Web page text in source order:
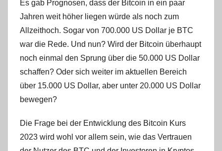
Es gab Prognosen, dass der Bitcoin in ein paar
Jahren weit höher liegen würde als noch zum
Allzeithoch. Sogar von 700.000 US Dollar je BTC
war die Rede. Und nun? Wird der Bitcoin überhaupt
noch einmal den Sprung über die 50.000 US Dollar
schaffen? Oder sich weiter im aktuellen Bereich
über 15.000 US Dollar, aber unter 20.000 US Dollar
bewegen?
Die Frage bei der Entwicklung des Bitcoin Kurs
2023 wird wohl vor allem sein, wie das Vertrauen